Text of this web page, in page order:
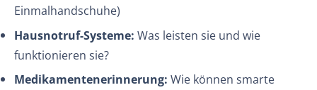
Einmalhandschuhe)
Hausnotruf-Systeme: Was leisten sie und wie
funktionieren sie?
Medikamentenerinnerung: Wie können smarte